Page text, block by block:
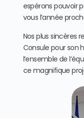
espérons pouvoir
vous l’année
Nos plus sincères
Consule pour son
l’ensemble de
ce magnifique